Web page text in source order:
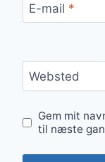
E-mail *
Websted
Gem mit
til næste